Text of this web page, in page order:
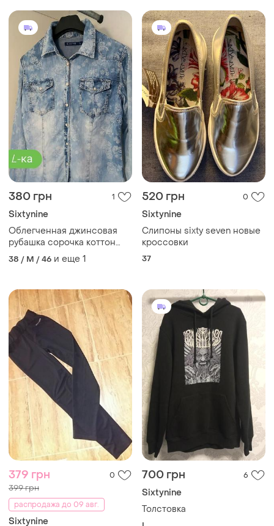
380 грн 1
Sixtynine
Облегченная джинсовая
рубашка сорочка коттон
деним варёнка цветочный
принт на кнопках
38 / M / 46 и еще 1
520 грн 0
Sixtynine
Слипоны sixty seven новые
кроссовки
37
379 грн 0
399 грн
распродажа до 09 авг.
Sixtynine
700 грн 6
Sixtynine
Толстовка